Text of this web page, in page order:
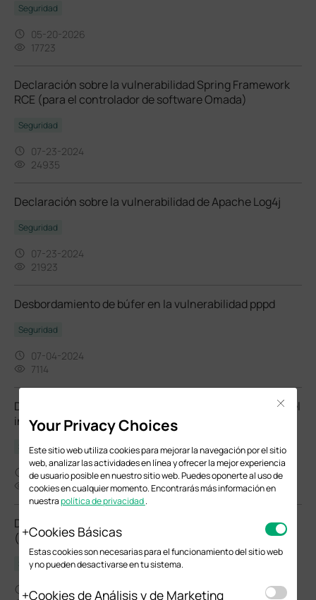
Seguridad
05-20-2026
17723
Declaración sobre la vulnerabilidad Spring Framework
RCE (para el controlador de software Omada)
Seguridad
07-23-2024
24935
Declaración sobre la vulnerabilidad de Apache Log4j
Seguridad
07-23-2024
21923
Desbordamiento de búfer en la vulnerabilidad pppd
Seguridad
07-04-2024
7114
Declaración sobre las vulnerabilidades observadas en el
informe del sistema Omada
Seguridad
07-02-2024
9329
Declaración de vulnerabilidades de Fragmento y Forja
(FragAttacks)
Seguridad
11-19-2021
Your Privacy Choices
Este sitio web utiliza cookies para mejorar la navegación por el sitio
web, analizar las actividades en línea y ofrecer la mejor experiencia
de usuario posible en nuestro sitio web. Puedes oponerte al uso de
cookies en cualquier momento. Encontrarás más información en
nuestrapolítica de privacidad.
Cookies Básicas
Estas cookies son necesarias para el funcionamiento del sitio web
y no pueden desactivarse en tu sistema.
Cookies de Análisis y de Marketing
Close